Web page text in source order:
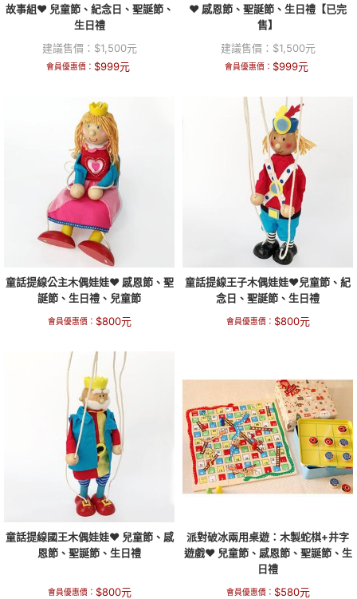
故事組❤ 兒童節、紀念日、聖誕節、
生日禮
建議售價： $1,500元
會員優惠價： $999元
❤ 感恩節、聖誕節、生日禮【已完
售】
建議售價： $1,500元
會員優惠價： $999元
童話提線公主木偶娃娃❤ 感恩節、聖
誕節、生日禮、兒童節
會員優惠價： $800元
童話提線王子木偶娃娃❤兒童節、紀
念日、聖誕節、生日禮
會員優惠價： $800元
童話提線國王木偶娃娃❤ 兒童節、感
恩節、聖誕節、生日禮
會員優惠價： $800元
派對破冰兩用桌遊：木製蛇棋+井字
遊戲❤ 兒童節、感恩節、聖誕節、生
日禮
會員優惠價： $580元